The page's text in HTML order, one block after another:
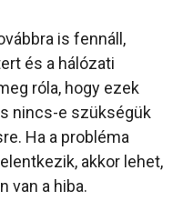
is fennáll,
és a hálózati
róla, hogy ezek
nincs-e szükségük
Ha a probléma
akkor lehet,
van a hiba.